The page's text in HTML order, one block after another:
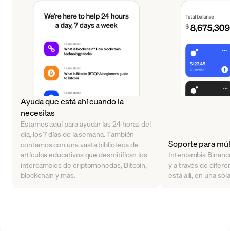
Ayuda que está ahí cuando la
necesitas
Estamos aquí para ayudar las 24 horas del
día, los 7 días de la semana. También
contamos con una vasta biblioteca de
artículos educativos que desmitifican los
intercambios de criptomonedas, Bitcoin,
blockchain y más.
Soporte para
Intercambia
y a través de
está allí, en una